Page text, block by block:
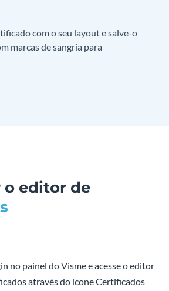
com o seu layout e salve-o
marcas de sangria para
o editor de
no painel do Visme e acesse o editor
através do ícone Certificados